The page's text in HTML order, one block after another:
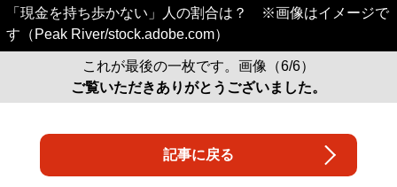
「現金を持ち歩かない」人の割合は？ ※画像はイメージで
す（Peak River/stock.adobe.com）
これが最後の一枚です。画像（6/6）
ご覧いただきありがとうございました。
記事に戻る